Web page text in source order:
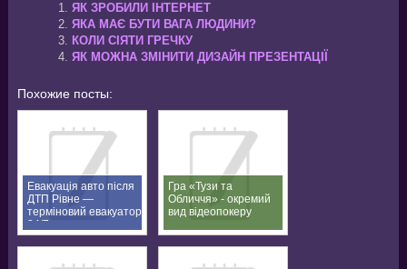
ЯК ЗРОБИЛИ ІНТЕРНЕТ
ЯКА МАЄ БУТИ ВАГА ЛЮДИНИ?
КОЛИ СІЯТИ ГРЕЧКУ
ЯК МОЖНА ЗМІНИТИ ДИЗАЙН ПРЕЗЕНТАЦІЇ
Похожие посты:
Евакуація авто після
ДТП Рівне —
терміновий евакуатор
24/7
Гра «Тузи та
Обличчя» - окремий
вид відеопокеру